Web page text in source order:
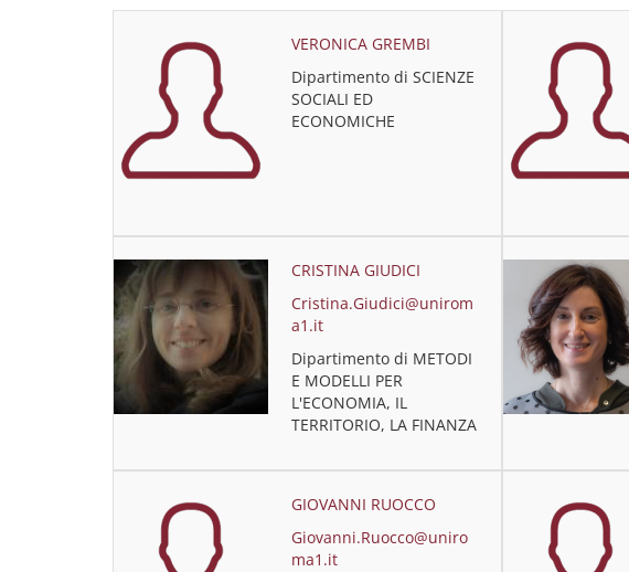
VERONICA GREMBI
Dipartimento di SCIENZE
SOCIALI ED
ECONOMICHE
CRISTINA GIUDICI
Cristina.Giudici@unirom
a1.it
Dipartimento di METODI
E MODELLI PER
L'ECONOMIA, IL
TERRITORIO, LA FINANZA
GIOVANNI RUOCCO
Giovanni.Ruocco@uniro
ma1.it